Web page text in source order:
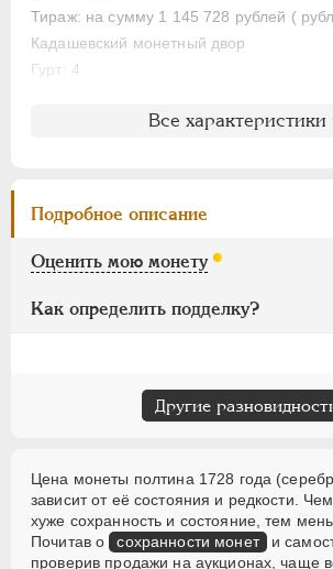
Тираж: на сумму 1 145 728 рублей (
Кадашевский монетный двор
Гурт: 4
Литература и редкость
Уздеников: 0687
Петрунин
: не вошла в описание
Семёнов: 98-820 (R2)
Все характеристики
Подробное описание
Оценить мою монету
Как определить подделку?
Другие
Цена монеты полтина 1728 года
зависит от её состояния и редкости.
хуже сохранность и состояние, тем
Почитав о сохранности монет и
проверив продажи на аукционах, чаще
АЛЕКСАНДР III 1881-1894
НИКОЛАЙ II 1894-1917
ВРЕМЕННОЕ ПРАВ.